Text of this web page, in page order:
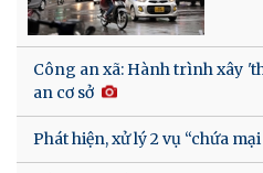
Công an xã: Hành trình xây
an cơ sở
Phát hiện, xử lý 2 vụ “chứa